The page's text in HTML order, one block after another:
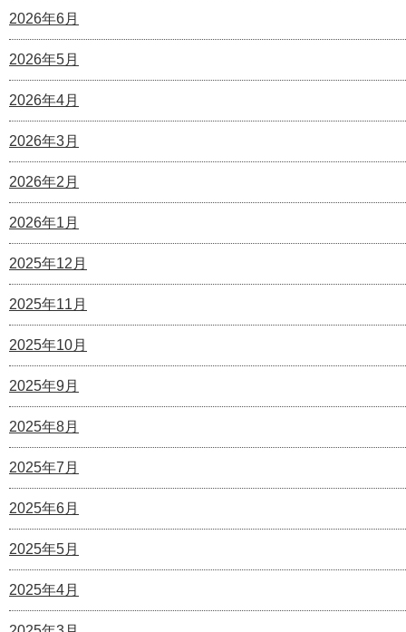
2026年6月
2026年5月
2026年4月
2026年3月
2026年2月
2026年1月
2025年12月
2025年11月
2025年10月
2025年9月
2025年8月
2025年7月
2025年6月
2025年5月
2025年4月